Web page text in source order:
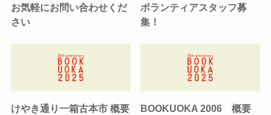
お気軽にお問い合わせくだ
さい
ボランティアスタッフ募
集！
けやき通り一箱古本市 概要 BOOKUOKA 2006 概要